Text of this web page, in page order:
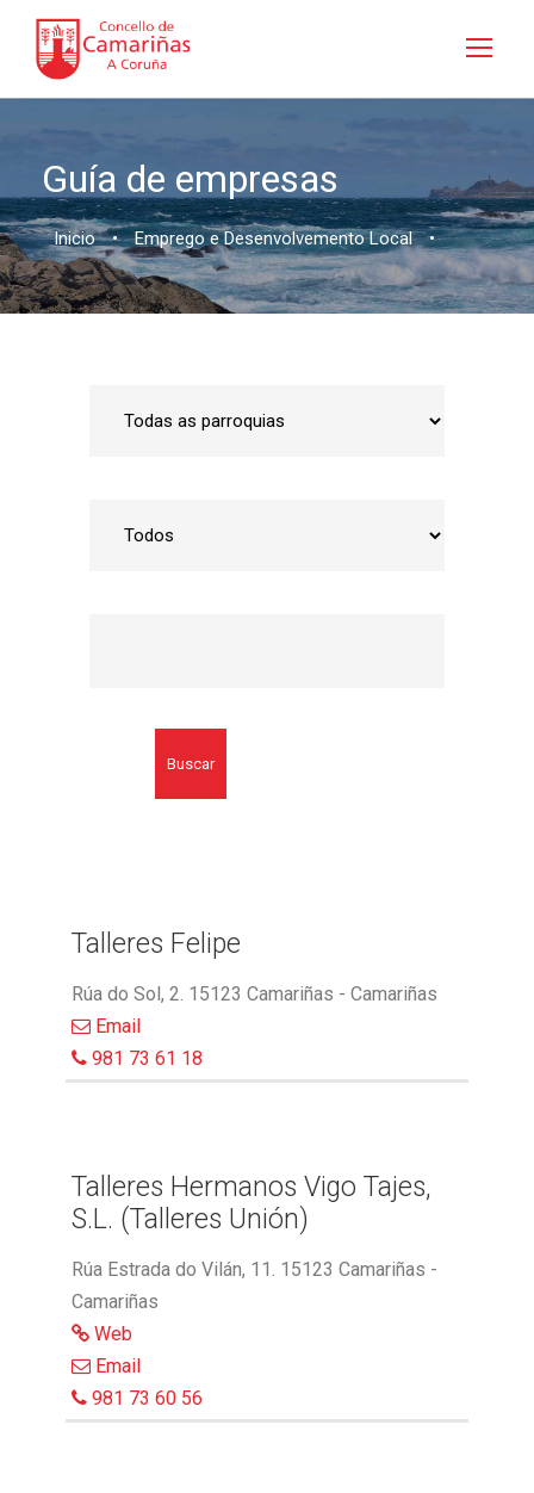
Guía de empresas
Inicio • Emprego e Desenvolvemento Local •
Buscar
Talleres Felipe
Rúa do Sol, 2. 15123 Camariñas - Camariñas
Email
981 73 61 18
Talleres Hermanos Vigo Tajes,
S.L. (Talleres Unión)
Rúa Estrada do Vilán, 11. 15123 Camariñas -
Camariñas
Web
Email
981 73 60 56